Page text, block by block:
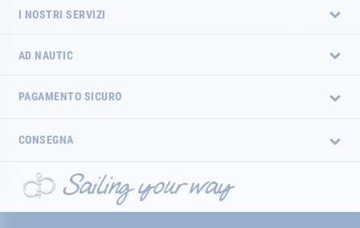
I NOSTRI SERVIZI
AD NAUTIC
PAGAMENTO SICURO
CONSEGNA